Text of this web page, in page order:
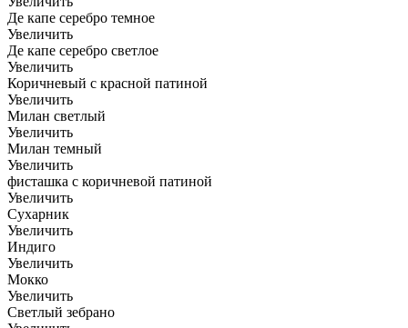
Де капе серебро темное
Увеличить
Де капе серебро светлое
Увеличить
Коричневый с красной патиной
Увеличить
Милан светлый
Увеличить
Милан темный
Увеличить
фисташка с коричневой патиной
Увеличить
Сухарник
Увеличить
Индиго
Увеличить
Мокко
Увеличить
Светлый зебрано